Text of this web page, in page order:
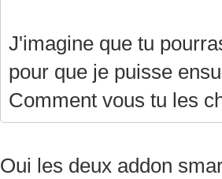
J'imagine que tu
pour que je puisse
Comment vous tu les
Oui les deux addon